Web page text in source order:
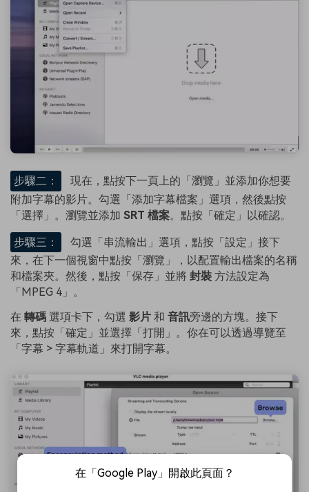
步驟二：
現在，點按下一頁上的「瀏覽」並添加你想要
附加字幕的影片。勾選「添加字幕檔案」選項，然後點按
「選擇」。瀏覽並添加 SRT 檔案。點按「確定」以確認。
步驟三：
勾選「串流輸出」選項，點按「設定」接下
來，在下一個視窗中點按「瀏覽」，以配置輸出檔案的名稱
和檔案夾。然後，點按「保存」並將 封裝 方法設定為
「MPEG 4」。
在 轉碼 選項卡下，勾選 影片 和 音訊旁邊的方塊。接下
來，點按「確定」並選擇「打開」。你在可以透過導覽至
「字幕 > 字幕軌道」來打開字幕。
在「Google Play」開啟此頁面？